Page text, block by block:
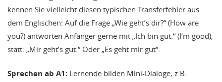
kennen Sie vielleicht diesen typischen Transferfehler aus
dem Englischen: Auf die Frage „Wie geht’s dir?“ (How are
you?) antworten Anfänger gerne mit „Ich bin gut.“ (I’m good),
statt: „Mir geht’s gut.“ Oder „Es geht mir gut“.
Sprechen ab A1: Lernende bilden Mini-Dialoge, z.B.